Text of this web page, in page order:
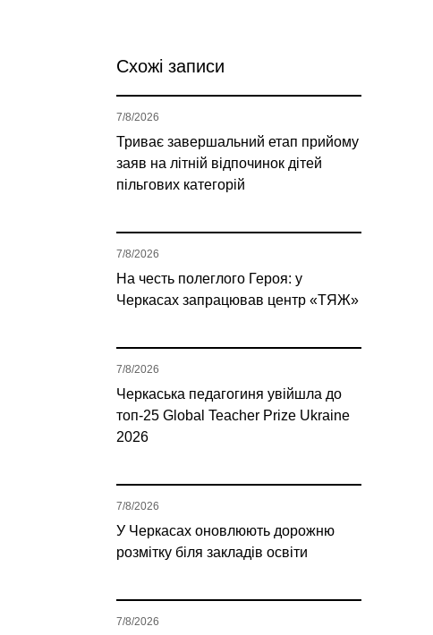
Схожі записи
Триває завершальний етап прийому
заяв на літній відпочинок дітей
пільгових категорій
7/8/2026
На честь полеглого Героя: у
Черкасах запрацював центр «ТЯЖ»
7/8/2026
Черкаська педагогиня увійшла до
топ-25 Global Teacher Prize Ukraine
2026
7/8/2026
У Черкасах оновлюють дорожню
розмітку біля закладів освіти
7/8/2026
7/8/2026